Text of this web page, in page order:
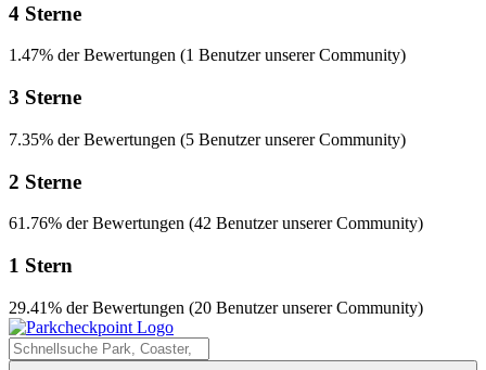
4 Sterne
1.47% der Bewertungen (1 Benutzer unserer Community)
3 Sterne
7.35% der Bewertungen (5 Benutzer unserer Community)
2 Sterne
61.76% der Bewertungen (42 Benutzer unserer Community)
1 Stern
29.41% der Bewertungen (20 Benutzer unserer Community)